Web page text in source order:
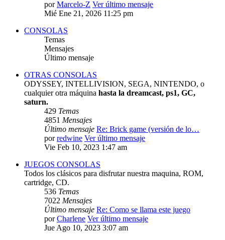
porMarcelo-Z Ver último mensaje
Mié Ene 21, 2026 11:25 pm
CONSOLAS
Temas
Mensajes
Último mensaje
OTRAS CONSOLAS
ODYSSEY, INTELLIVISION, SEGA, NINTENDO, o
cualquier otra máquina hasta la dreamcast, ps1, GC,
saturn.
429 Temas
4851 Mensajes
Último mensaje Re: Brick game (versión de lo…
porredwine Ver último mensaje
Vie Feb 10, 2023 1:47 am
JUEGOS CONSOLAS
Todos los clásicos para disfrutar nuestra maquina, ROM,
cartridge, CD.
536 Temas
7022 Mensajes
Último mensaje Re: Como se llama este juego
porCharlene Ver último mensaje
Jue Ago 10, 2023 3:07 am